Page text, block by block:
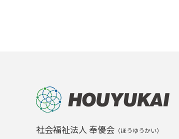
社会福祉法人 奉優会 （ほうゆうかい）